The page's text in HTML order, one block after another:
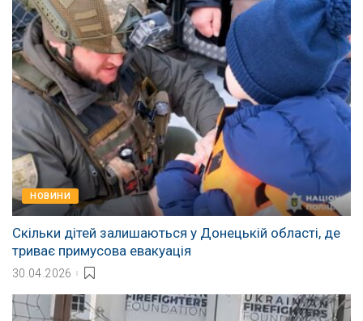
НОВИНИ
Скільки дітей залишаються у Донецькій області, де
триває примусова евакуація
30.04.2026